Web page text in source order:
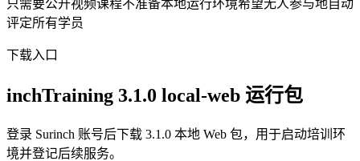
只需要公开视频课程不准备本地运行环境希望无人参与地自动
评定所有学员
下载入口
inchTraining 3.1.0 local-web 运行包
登录 Surinch 账号后下载 3.1.0 本地 Web 包，用于启动培训环
境并登记后续服务。